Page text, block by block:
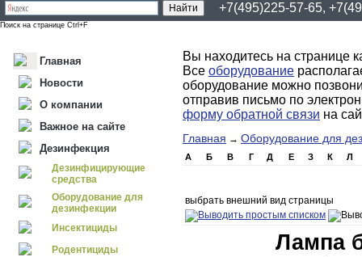
+7(495)225-57-65,
Поиск на странице Ctrl+F
Главная
Новости
О компании
Важное на сайте
Дезинфекция
Дезинфицирующие
средства
Оборудование для
дезинфекции
Инсектициды
Родентициды
Вы находитесь на странице
Все оборудование
оборудование можно
отправив письмо по
форму обратной связи на
Главная → Оборудование для
А Б В Г Д Е З К Л
выбрать внешний вид страницы
Лампа